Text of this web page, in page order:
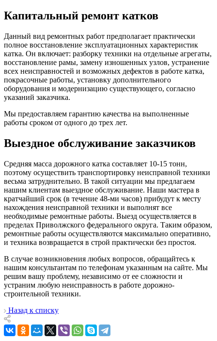
Капитальный ремонт катков
Данный вид ремонтных работ предполагает практически
полное восстановление эксплуатационных характеристик
катка. Он включает: разборку техники на отдельные агрегаты,
восстановление рамы, замену изношенных узлов, устранение
всех неисправностей и возможных дефектов в работе катка,
покрасочные работы, установку дополнительного
оборудования и модернизацию существующего, согласно
указаний заказчика.
Мы предоставляем гарантию качества на выполненные
работы сроком от одного до трех лет.
Выездное обслуживание заказчиков
Средняя масса дорожного катка составляет 10-15 тонн,
поэтому осуществить транспортировку неисправной техники
весьма затруднительно. В такой ситуации мы предлагаем
нашим клиентам выездное обслуживание. Наши мастера в
кратчайший срок (в течение 48-ми часов) прибудут к месту
нахождения неисправной техники и выполнят все
необходимые ремонтные работы. Выезд осуществляется в
пределах Приволжского федерального округа. Таким образом,
ремонтные работы осуществляются максимально оперативно,
и техника возвращается в строй практически без простоя.
В случае возникновения любых вопросов, обращайтесь к
нашим консультантам по телефонам указанным на сайте. Мы
решим вашу проблему, независимо от ее сложности и
устраним любую неисправность в работе дорожно-
строительной техники.
Назад к списку